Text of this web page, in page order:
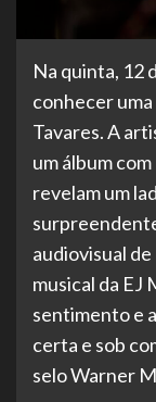
Na quinta, 12
conhecer
Tavares. A
um álbum
revelam um
audiovisual
musical da EJ
sentimento e
certa e sob
selo Warner